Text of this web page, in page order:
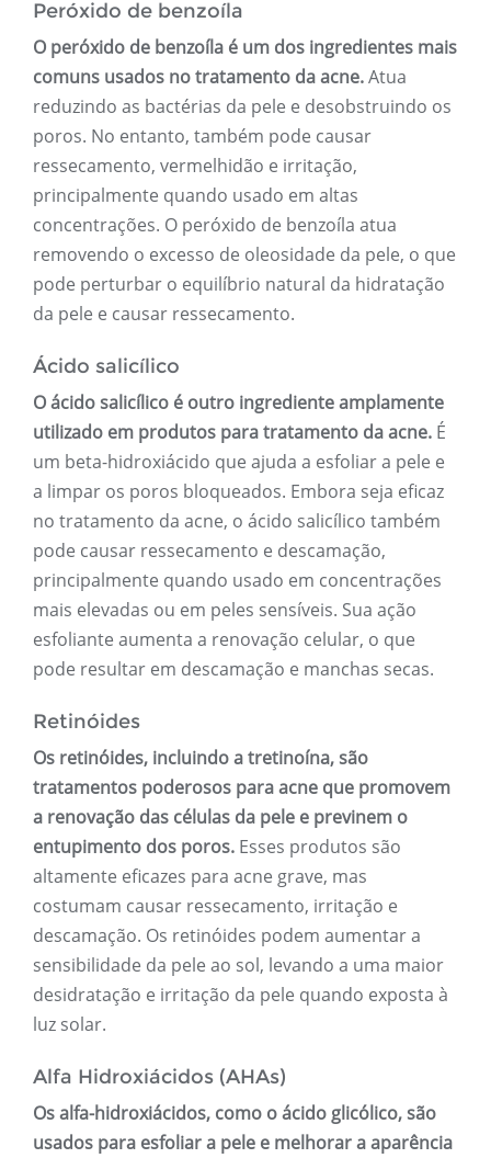
Peróxido de benzoíla
O peróxido de benzoíla é um dos ingredientes mais
comuns usados ​​no tratamento da acne.Atua
reduzindo as bactérias da pele e desobstruindo os
poros. No entanto, também pode causar
ressecamento, vermelhidão e irritação,
principalmente quando usado em altas
concentrações. O peróxido de benzoíla atua
removendo o excesso de oleosidade da pele, o que
pode perturbar o equilíbrio natural da hidratação
da pele e causar ressecamento.
Ácido salicílico
O ácido salicílico é outro ingrediente amplamente
utilizado em produtos para tratamento da acne. É
um beta-hidroxiácido que ajuda a esfoliar a pele e
a limpar os poros bloqueados. Embora seja eficaz
no tratamento da acne, o ácido salicílico também
pode causar ressecamento e descamação,
principalmente quando usado em concentrações
mais elevadas ou em peles sensíveis. Sua ação
esfoliante aumenta a renovação celular, o que
pode resultar em descamação e manchas secas.
Retinóides
Os retinóides, incluindo a tretinoína, são
tratamentos poderosos para acne que promovem
a renovação das células da pele e previnem o
entupimento dos poros. Esses produtos são
altamente eficazes para acne grave, mas
costumam causar ressecamento, irritação e
descamação. Os retinóides podem aumentar a
sensibilidade da pele ao sol, levando a uma maior
desidratação e irritação da pele quando exposta à
luz solar.
Alfa Hidroxiácidos (AHAs)
Os alfa-hidroxiácidos, como o ácido glicólico, são
usados ​​para esfoliar a pele e melhorar a aparência